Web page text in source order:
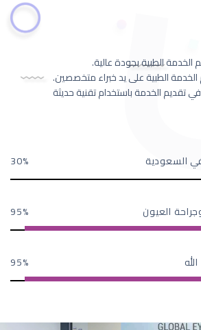
الخدمة الطبية بجودة عالية.
الخدمة الطبية على يد خبراء متخصصين.
في تقديم الخدمة باستخدام تقنية حديثة
السعودية 30
العيون 95
95